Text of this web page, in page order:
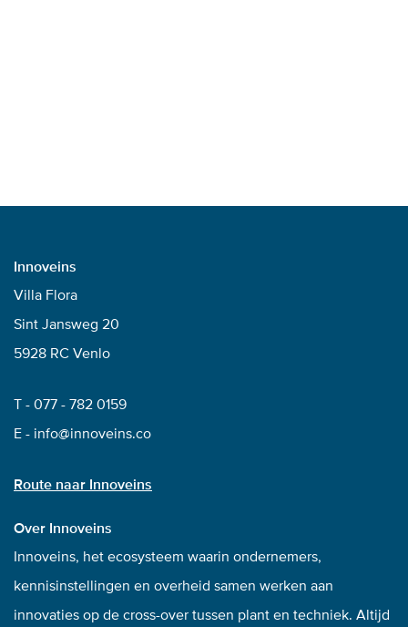
Innoveins
Villa Flora
Sint Jansweg 20
5928 RC Venlo
T - 077 - 782 0159
E - info@innoveins.co
Route naar Innoveins
Over Innoveins
Innoveins, het ecosysteem waarin ondernemers,
kennisinstellingen en overheid samen werken aan
innovaties op de cross-over tussen plant en techniek. Altijd